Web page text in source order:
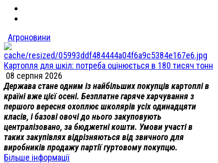
Агроновини
Картопля для шкіл: потреба оцінюється в 180 тисяч тонн
08 серпня 2026
Держава стане одним із найбільших покупців картоплі в
країні вже цієї осені. Безплатне гаряче харчування з
першого вересня охоплює школярів усіх одинадцяти
класів, і базові овочі до нього закуповують
централізовано, за бюджетні кошти. Умови участі в
таких закупівлях відрізняються від звичного для
виробників продажу партії гуртовому покупцю.
Більше інформації